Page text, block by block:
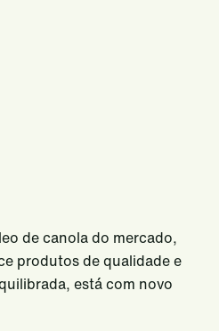
de canola do mercado,
produtos de qualidade e
está com novo